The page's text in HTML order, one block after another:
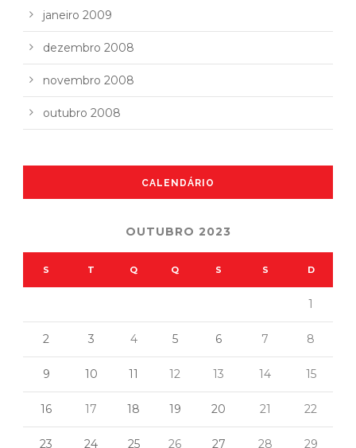
janeiro 2009
dezembro 2008
novembro 2008
outubro 2008
CALENDÁRIO
OUTUBRO 2023
S T Q Q S S D
1
2 3 4 5 6 7 8
9 10 11 12 13 14 15
16 17 18 19 20 21 22
23 24 25 26 27 28 29